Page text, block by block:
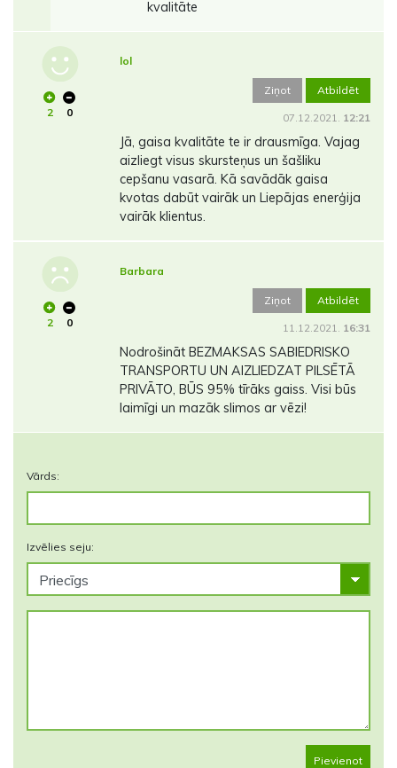
kvalitāte
2 0
lol
Ziņot Atbildēt
07.12.2021. 12:21
Jā, gaisa kvalitāte te ir drausmīga. Vajag
aizliegt visus skursteņus un šašliku
cepšanu vasarā. Kā savādāk gaisa
kvotas dabūt vairāk un Liepājas enerģija
vairāk klientus.
2 0
Barbara
Ziņot Atbildēt
11.12.2021. 16:31
Nodrošināt BEZMAKSAS SABIEDRISKO
TRANSPORTU UN AIZLIEDZAT PILSĒTĀ
PRIVĀTO, BŪS 95% tīrāks gaiss. Visi būs
laimīgi un mazāk slimos ar vēzi!
Vārds:
Izvēlies seju:
Pievienot